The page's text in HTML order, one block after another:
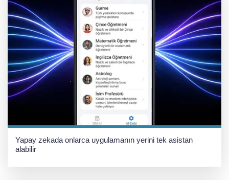
Yapay zekada onlarca uygulamanın yerini tek asistan
alabilir